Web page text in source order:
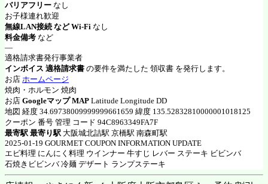
バリアフリー なし
お子様連れ歓迎
無線LAN接続 など Wi-Fi なし
料金備考 など
―
適格請求書発行事業者
インボイス 適格請求書 の要件を満たした 領収書 を発行します。
お店 ホームページ
焼肉・ホルモン 焼肉
お店 Googleマップ MAP Latitude Longitude DD
地図 経度 34.69738009999999661659 緯度 135.52832810000001018125
クーポン 番号 管理 コード 94C8963349FA7F
最寄駅 最寄り駅 大阪城北詰駅 京橋駅 南森町駅
2025-01-19 GOURMET COUPON INFORMATION UPDATE
エビ料理 にんにく料理 ウインナー 牛すじ レバー ステーキ ビビンバ
石焼きビビンバ 冷麺 デザート ランプステーキ